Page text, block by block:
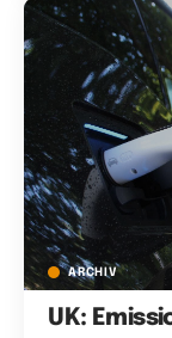
ARCHIV
UK: